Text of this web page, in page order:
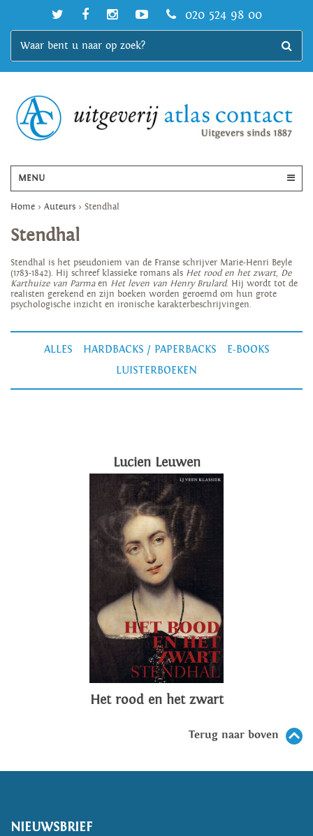
020 524 98 00
MENU
Home > Auteurs > Stendhal
Stendhal
Stendhal is het pseudoniem van de Franse schrijver Marie-Henri Beyle
(1783-1842). Hij schreef klassieke romans als Het rood en het zwart, De
Karthuize van Parma en Het leven van Henry Brulard. Hij wordt tot de
realisten gerekend en zijn boeken worden geroemd om hun grote
psychologische inzicht en ironische karakterbeschrijvingen.
ALLES HARDBACKS / PAPERBACKS
E-BOOKS
LUISTERBOEKEN
Lucien Leuwen
Het rood en het zwart
Terug naar boven
NIEUWSBRIEF